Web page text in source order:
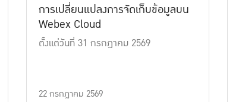
การเปลี่ยนแปลงการจัดเก็บข้อมูลบน
Webex Cloud
ตั้งแต่วันที่ 31 กรกฎาคม 2569
22 กรกฎาคม 2569